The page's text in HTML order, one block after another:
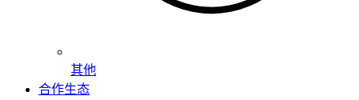
其他
合作生态